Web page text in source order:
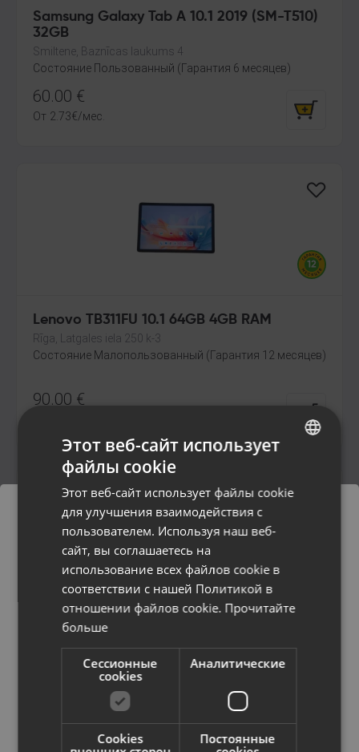
Samsung Galaxy Tab A 10.1 2019 (SM-T510)
32GB
Smiltene, Baznīcas laukums 4
Состояние Пользованный (Гарантия 6 месяцев)
60.00 €
От 2.73€/мес.
Lenovo TB311FU 10.1 64GB 4GB RAM
Rīga, Latgales iela 250 k-3
Состояние Малопользованный (Гарантия 12 месяцев)
90.00 €
Lenovo Idea Tab TB336FU 128GB
Состояние Малопользованный (Гарантия 12 месяцев)
6.82€/мес.
Заказы будут доставлены в
выбранную страну
Содержание сайта будет
отображаться на выбранном языке
Страна
Язык
RUSSIAN
LITHUANIAN
Этот веб-сайт использует
файлы cookie
Этот веб-сайт использует файлы cookie
для улучшения взаимодействия с
пользователем. Используя наш веб-
сайт, вы соглашаетесь на
использование всех файлов cookie в
соответствии с нашей Политикой в ​​
отношении файлов cookie. Прочитайте
больше
Сессионные
cookies
Аналитические
Cookies
Постоянные